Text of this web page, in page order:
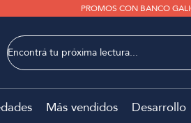
PROMOS CON BANCO
Más vendidos Desarrollo